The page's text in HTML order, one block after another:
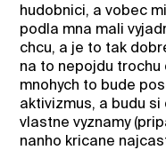
hudobnici, a vobec
podla mna mali
chcu, a je to tak
na to nepojdu trochu
mnohych to bude
aktivizmus, a budu
vlastne vyznamy
nanho kricane